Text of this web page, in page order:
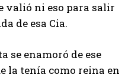
valió ni eso para salir
de esa Cia.
se enamoró de ese
la tenía como reina en